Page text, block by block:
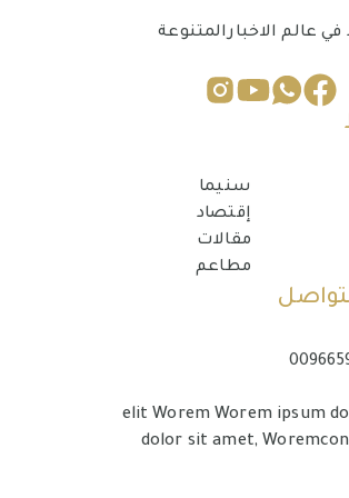
عالم الاخبارالمتنوعة
سنيما
إقتصاد
مقالات
مطاعم
elit Worem Worem ipsum
dolor sit amet,